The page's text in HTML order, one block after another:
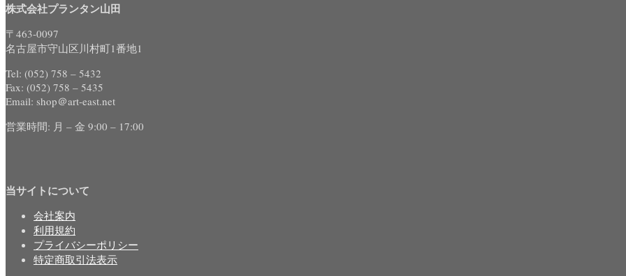
株式会社プランタン山田
〒463-0097
名古屋市守山区川村町1番地1
Tel: (052) 758 – 5432
Fax: (052) 758 – 5435
Email: shop＠art-east.net
営業時間: 月 – 金 9:00 – 17:00
当サイトについて
会社案内
利用規約
プライバシーポリシー
特定商取引法表示